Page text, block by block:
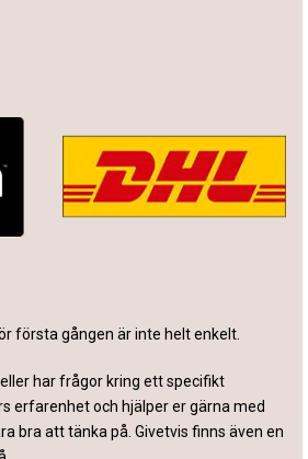
första gången är inte helt enkelt.
har frågor kring ett specifikt
erfarenhet och hjälper er gärna med
bra att tänka på. Givetvis finns även en